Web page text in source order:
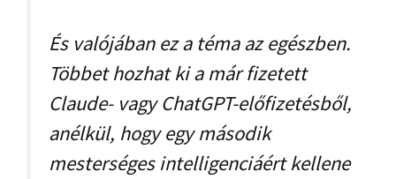
És valójában ez a téma az egészben.
Többet hozhat ki a már fizetett
Claude- vagy ChatGPT-előfizetésből,
anélkül, hogy egy második
mesterséges intelligenciáért kellene